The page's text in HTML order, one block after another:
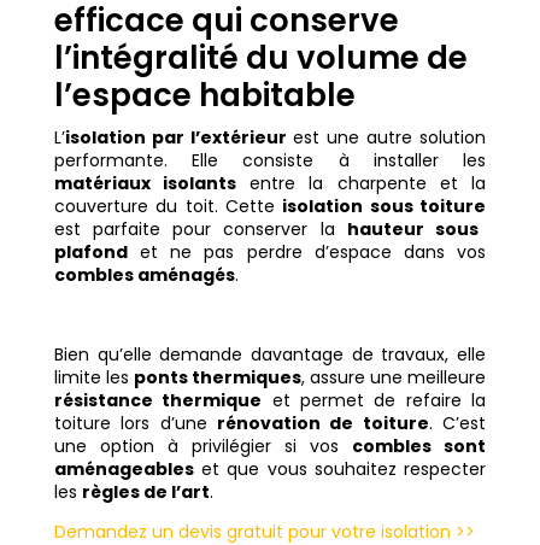
efficace qui conserve
l’intégralité du volume de
l’espace habitable
L’isolation par l’extérieur est une autre solution
performante. Elle consiste à installer les
matériaux isolants entre la charpente et la
couverture du toit. Cette isolation sous toiture
est parfaite pour conserver la hauteur sous
plafondet ne pas perdre d’espace dans vos
combles aménagés.
Bien qu’elle demande davantage de travaux, elle
limite les ponts thermiques, assure une meilleure
résistance thermique et permet de refaire la
toiture lors d’une rénovation de toiture. C’est
une option à privilégier si vos combles sont
aménageableset que vous souhaitez respecter
les règles de l’art.
Demandez un devis gratuit pour votre isolation >>